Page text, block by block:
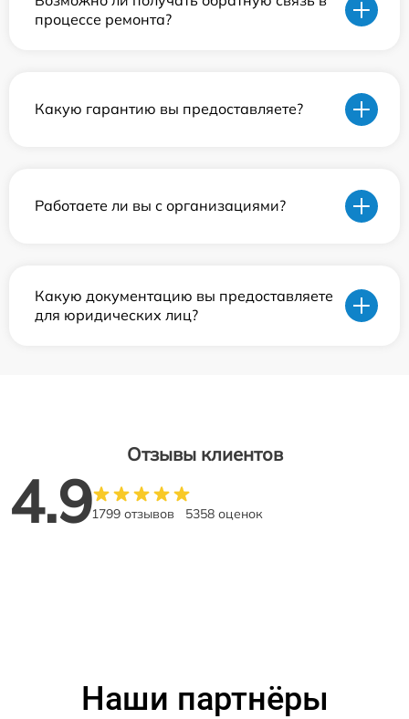
процессе ремонта?
Какую гарантию вы предоставляете?
Работаете ли вы с организациями?
Какую документацию вы предоставляете
для юридических лиц?
Отзывы клиентов
4.91799 отзывов 5358 оценок
Наши партнёры